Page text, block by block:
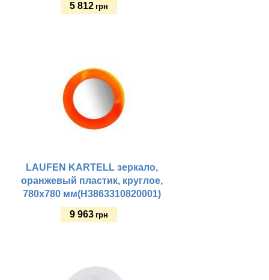
5 812 грн
LAUFEN KARTELL зеркало,
оранжевый пластик, круглое,
780х780 мм(H3863310820001)
9 963 грн